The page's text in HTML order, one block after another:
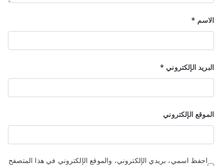
الاسم *
البريد الإلكتروني *
الموقع الإلكتروني
احفظ اسمي، بريدي الإلكتروني، والموقع الإلكتروني في هذا المتصفح